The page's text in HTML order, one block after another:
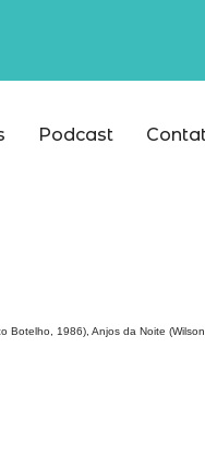
Podcast
1986), Anjos da Noite